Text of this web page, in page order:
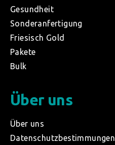
Gesundheit
Sonderanfertigung
Friesisch Gold
Pakete
Bulk
Über uns
Über uns
Datenschutzbestimmungen